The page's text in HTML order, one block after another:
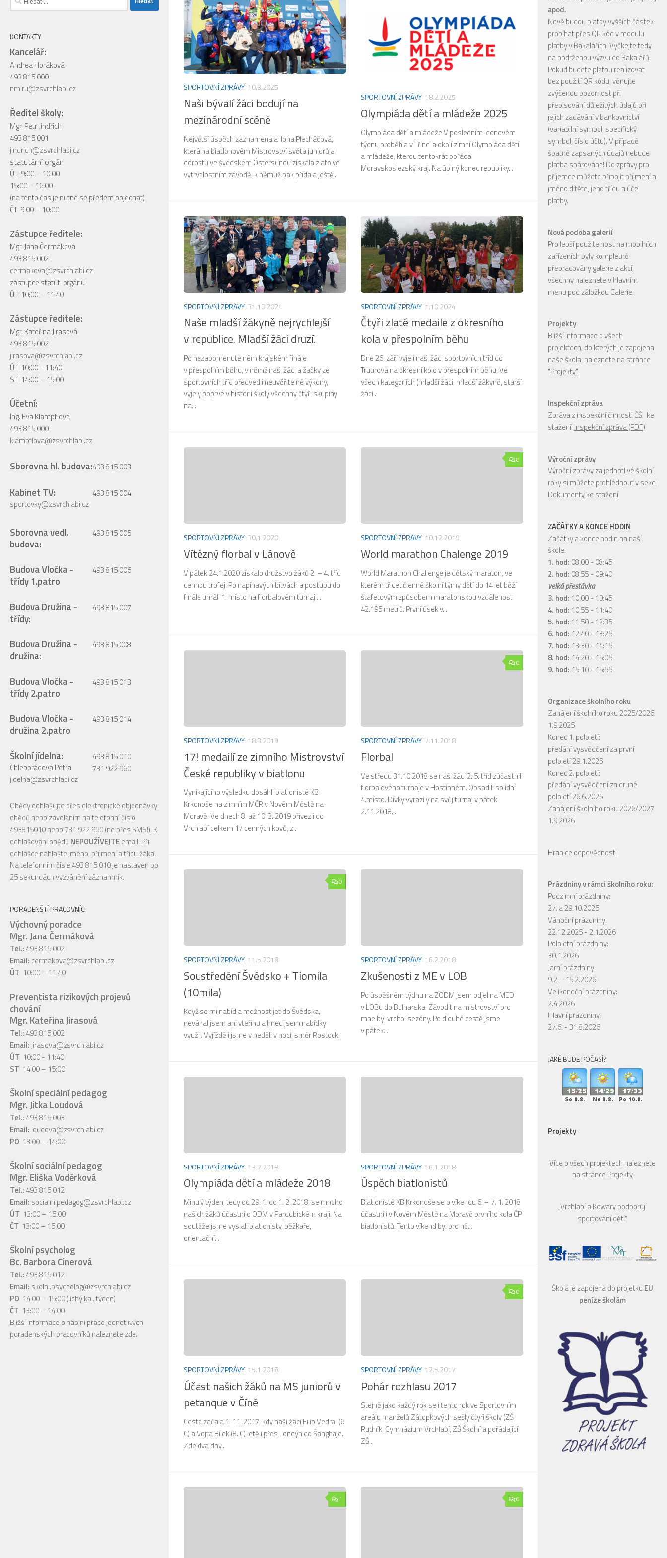
SPORTOVNÍ ZPRÁVY 10.3.2025
Naši bývalí žáci bodují na
mezinárodní scéně
Největší úspěch zaznamenala Ilona Plecháčová,
která na biatlonovém Mistrovství světa juniorů a
dorostu ve švédském Östersundu získala zlato ve
vytrvalostním závodě, k němuž pak přidala ještě...
SPORTOVNÍ ZPRÁVY 18.2.2025
Olympiáda dětí a mládeže 2025
Olympiáda dětí a mládeže V posledním lednovém
týdnu proběhla v Třinci a okolí zimní Olympiáda dětí
a mládeže, kterou tentokrát pořádal
Moravskoslezský kraj. Na úplný konec republiky...
SPORTOVNÍ ZPRÁVY 31.10.2024
Naše mladší žákyně nejrychlejší
v republice. Mladší žáci druzí.
Po nezapomenutelném krajském finále
v přespolním běhu, v němž naši žáci a žačky ze
sportovních tříd předvedli neuvěřitelné výkony,
vyjely poprvé v historii školy všechny čtyři skupiny
na...
SPORTOVNÍ ZPRÁVY 1.10.2024
Čtyři zlaté medaile z okresního
kola v přespolním běhu
Dne 26. září vyjeli naši žáci sportovních tříd do
Trutnova na okresní kolo v přespolním běhu. Ve
všech kategoriích (mladší žáci, mladší žákyně, starší
žáci...
SPORTOVNÍ ZPRÁVY 30.1.2020
Vítězný florbal v Lánově
V pátek 24.1.2020 získalo družstvo žáků 2. – 4. tříd
cennou trofej. Po napínavých bitvách a postupu do
finále uhráli 1. místo na florbalovém turnaji...
0
SPORTOVNÍ ZPRÁVY 10.12.2019
World marathon Chalenge 2019
World Marathon Challenge je dětský maraton, ve
kterém třicetičlenné školní týmy dětí do 14 let běží
štafetovým způsobem maratonskou vzdálenost
42.195 metrů. První úsek v...
SPORTOVNÍ ZPRÁVY 18.3.2019
17! medailí ze zimního Mistrovství
České republiky v biatlonu
Vynikajícího výsledku dosáhli biatlonisté KB
Krkonoše na zimním MČR v Novém Městě na
Moravě. Ve dnech 8. až 10. 3. 2019 přivezli do
Vrchlabí celkem 17 cenných kovů, z...
0
SPORTOVNÍ ZPRÁVY 7.11.2018
Florbal
Ve středu 31.10.2018 se naši žáci 2. 5. tříd zúčastnili
florbalového turnaje v Hostinném. Obsadili solidní
4.místo. Dívky vyrazily na svůj turnaj v pátek
2.11.2018...
0
SPORTOVNÍ ZPRÁVY 11.5.2018
Soustředění Švédsko + Tiomila
(10mila)
Když se mi nabídla možnost jet do Švédska,
neváhal jsem ani vteřinu a hned jsem nabídky
využil. Vyjížděli jsme v neděli v noci, směr Rostock.
SPORTOVNÍ ZPRÁVY 16.2.2018
Zkušenosti z ME v LOB
Po úspěšném týdnu na ZODM jsem odjel na MED
v LOBu do Bulharska. Závodit na mistrovství pro
mne byl vrchol sezóny. Po dlouhé cestě jsme
v pátek...
SPORTOVNÍ ZPRÁVY 13.2.2018
Olympiáda dětí a mládeže 2018
Minulý týden, tedy od 29. 1. do 1. 2. 2018, se mnoho
našich žáků účastnilo ODM v Pardubickém kraji. Na
soutěže jsme vyslali biatlonisty, běžkaře,
orientační...
SPORTOVNÍ ZPRÁVY 16.1.2018
Úspěch biatlonistů
Biatlonisté KB Krkonoše se o víkendu 6. – 7. 1. 2018
účastnili v Novém Městě na Moravě prvního kola ČP
biatlonistů. Tento víkend byl pro ně...
SPORTOVNÍ ZPRÁVY 15.1.2018
Účast našich žáků na MS juniorů v
petanque v Číně
Cesta začala 1. 11. 2017, kdy naši žáci Filip Vedral (6.
C) a Vojta Bílek (8. C) letěli přes Londýn do Šanghaje.
Zde dva dny...
0
SPORTOVNÍ ZPRÁVY 12.5.2017
Pohár rozhlasu 2017
Stejně jako každý rok se i tento rok ve Sportovním
areálu manželů Zátopkových sešly čtyři školy (ZŠ
Rudník, Gymnázium Vrchlabí, ZŠ Školní a pořádající
ZŠ...
1 0
KONTAKTY
Kancelář:
Andrea Horáková
493 815 000
nmiru@zsvrchlabi.cz
Ředitel školy:
Mgr. Petr Jindřich
493 815 001
jindrich@zsvrchlabi.cz
statutární orgán
ÚT 9:00 – 10:00
15:00 – 16:00
(na tento čas je nutné se předem objednat)
ČT 9:00 – 10:00
Zástupce ředitele:
Mgr. Jana Čermáková
493 815 002
cermakova@zsvrchlabi.cz
zástupce statut. orgánu
ÚT 10:00 – 11:40
Zástupce ředitele:
Mgr. Kateřina Jirasová
493 815 002
jirasova@zsvrchlabi.cz
ÚT 10:00 - 11:40
ST 14:00 – 15:00
Účetní:
Ing. Eva Klampflová
493 815 000
klampflova@zsvrchlabi.cz
Sborovna hl. budova:493 815 003
Kabinet TV:
sportovky@zsvrchlabi.cz
493 815 004
Sborovna vedl.
budova:
493 815 005
Budova Vločka -
třídy 1.patro
493 815 006
Budova Družina -
třídy:
493 815 007
Budova Družina -
družina:
493 815 008
Budova Vločka -
třídy 2.patro
493 815 013
Budova Vločka -
družina 2.patro
493 815 014
Školní jídelna:
Chleborádová Petra
jidelna@zsvrchlabi.cz
493 815 010
731 922 960
Obědy odhlašujte přes elektronické objednávky
obědů nebo zavoláním na telefonní číslo
493815010 nebo 731 922 960 (ne přes SMS!). K
odhlašování obědů NEPOUŽÍVEJTEemail! Při
odhlášce nahlašte jméno, příjmení a třídu žáka.
Na telefonním čísle 493 815 010 je nastaven po
25 sekundách vyzvánění záznamník.
PORADENŠTÍ PRACOVNÍCI
Výchovný poradce
Mgr. Jana Čermáková
Tel.: 493 815 002
Email: cermakova@zsvrchlabi.cz
ÚT 10:00 – 11:40
Preventista rizikových projevů
chování
Mgr. Kateřina Jirasová
Tel.: 493 815 002
Email: jirasova@zsvrchlabi.cz
ÚT 10:00 - 11:40
ST 14:00 – 15:00
Školní speciální pedagog
Mgr. Jitka Loudová
Tel.: 493 815 003
Email: loudova@zsvrchlabi.cz
PO 13:00 – 14:00
Školní sociální pedagog
Mgr. Eliška Voděrková
Tel.: 493 815 012
Email: socialni.pedagog@zsvrchlabi.cz
ÚT 13:00 – 15:00
ČT 13:00 – 15:00
Školní psycholog
Bc. Barbora Cinerová
Tel.: 493 815 012
Email: skolni.psycholog@zsvrchlabi.cz
PO 14:00 – 15:00 (lichý kal. týden)
ČT 13:00 – 14:00
Bližší informace o náplni práce jednotlivých
poradenských pracovníků naleznete zde.
apod.
Nově budou platby vyšších částek
probíhat přes QR kód v modulu
platby v Bakalářích. Vyčkejte tedy
na obdrženou výzvu do Bakalářů.
Pokud budete platbu realizovat
bez použití QR kódu, věnujte
zvýšenou pozornost při
přepisování důležitých údajů při
jejich zadávání v bankovnictví
(variabilní symbol, specifický
symbol, číslo účtu). V případě
špatně zapsaných údajů nebude
platba spárována! Do zprávy pro
příjemce můžete připojit příjmení a
jméno dítěte, jeho třídu a účel
platby.
Nová podoba galerií
Pro lepší použitelnost na mobilních
zařízeních byly kompletně
přepracovány galerie z akcí,
všechny naleznete v hlavním
menu pod záložkou Galerie.
Projekty
Bližší informace o všech
projektech, do kterých je zapojena
naše škola, naleznete na stránce
"Projekty".
Inspekční zpráva
Zpráva z inspekční činnosti ČŠI ke
stažení: Inspekční zpráva (PDF)
Výroční zprávy
Výroční zprávy za jednotlivé školní
roky si můžete prohlédnout v sekci
Dokumenty ke stažení
ZAČÁTKY A KONCE HODIN
Začátky a konce hodin na naší
škole:
1. hod: 08:00 - 08:45
2. hod: 08:55 - 09:40
velká přestávka
3. hod: 10:00 - 10:45
4. hod: 10:55 - 11:40
5. hod: 11:50 - 12:35
6. hod: 12:40 - 13:25
7. hod: 13:30 - 14:15
8. hod: 14:20 - 15:05
9. hod: 15:10 - 15:55
Organizace školního roku
Zahájení školního roku 2025/2026:
1.9.2025
Konec 1. pololetí:
předání vysvědčení za první
pololetí 29.1.2026
Konec 2. pololetí:
předání vysvědčení za druhé
pololetí 26.6.2026
Zahájení školního roku 2026/2027:
1.9.2026
Hranice odpovědnosti
Prázdniny v rámci školního roku:
Podzimní prázdniny:
27. a 29.10.2025
Vánoční prázdniny:
22.12.2025 - 2.1.2026
Pololetní prázdniny:
30.1.2026
Jarní prázdniny:
9.2. - 15.2.2026
Velikonoční prázdniny:
2.4.2026
Hlavní prázdniny:
27.6. - 31.8.2026
JAKÉ BUDE POČASÍ?
Projekty
Více o všech projektech naleznete
na stránce Projekty
„Vrchlabí a Kowary podporují
sportování dětí“
Škola je zapojena do projetku EU
peníze školám